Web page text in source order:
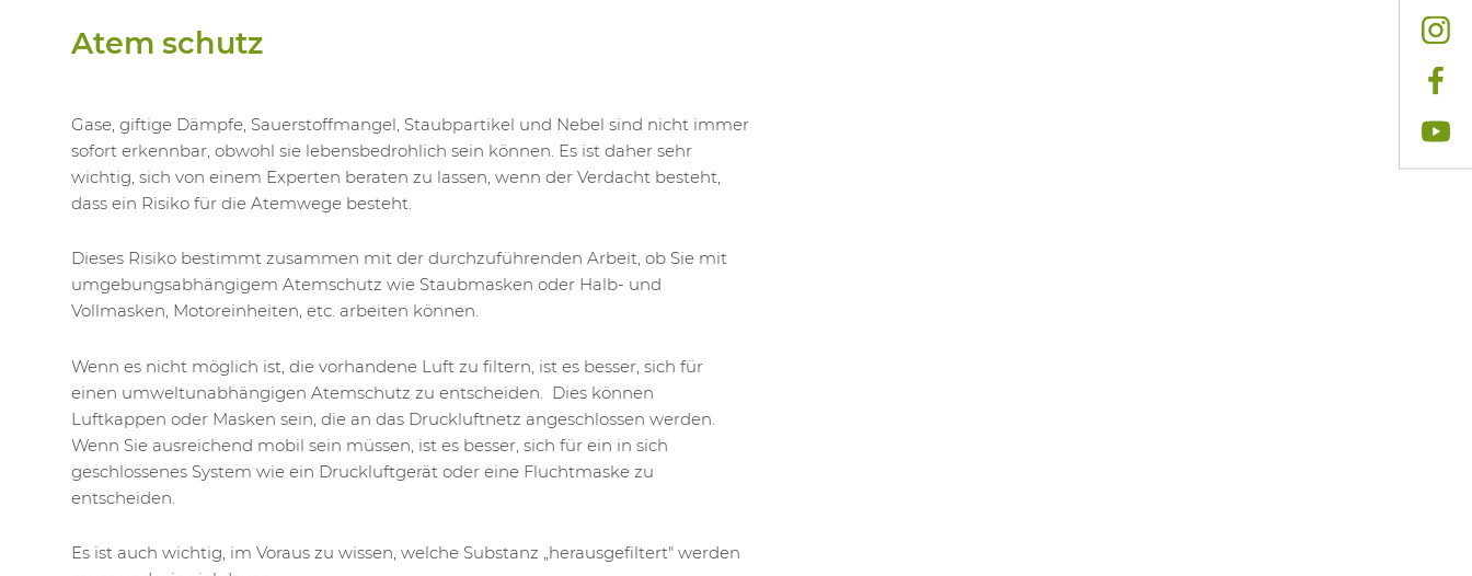
Atem schutz
Gase, giftige Dämpfe, Sauerstoffmangel, Staubpartikel und Nebel sind nicht immer
sofort erkennbar, obwohl sie lebensbedrohlich sein können. Es ist daher sehr
wichtig, sich von einem Experten beraten zu lassen, wenn der Verdacht besteht,
dass ein Risiko für die Atemwege besteht.
Dieses Risiko bestimmt zusammen mit der durchzuführenden Arbeit, ob Sie mit
umgebungsabhängigem Atemschutz wie Staubmasken oder Halb- und
Vollmasken, Motoreinheiten, etc. arbeiten können.
Wenn es nicht möglich ist, die vorhandene Luft zu filtern, ist es besser, sich für
einen umweltunabhängigen Atemschutz zu entscheiden. Dies können
Luftkappen oder Masken sein, die an das Druckluftnetz angeschlossen werden.
Wenn Sie ausreichend mobil sein müssen, ist es besser, sich für ein in sich
geschlossenes System wie ein Druckluftgerät oder eine Fluchtmaske zu
entscheiden.
Es ist auch wichtig, im Voraus zu wissen, welche Substanz „herausgefiltert" werden